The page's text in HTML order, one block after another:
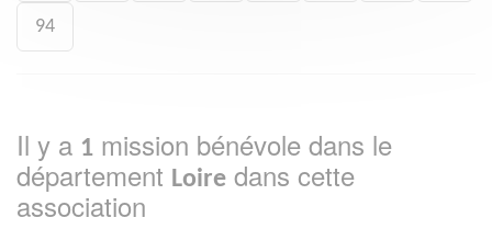
94
Il y a 1 mission bénévole dans le
département Loire dans cette
association